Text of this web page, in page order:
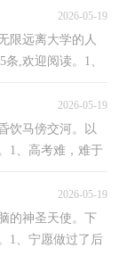
2026-05-19
远离大学的人
,欢迎阅读。1、
2026-05-19
马傍交河。以
1、高考难，难于
2026-05-19
的神圣天使。下
1、宁愿做过了后